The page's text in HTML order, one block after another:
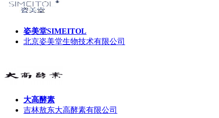
姿美堂SIMEITOL
北京姿美堂生物技术有限公司
大高酵素
吉林敖东大高酵素有限公司